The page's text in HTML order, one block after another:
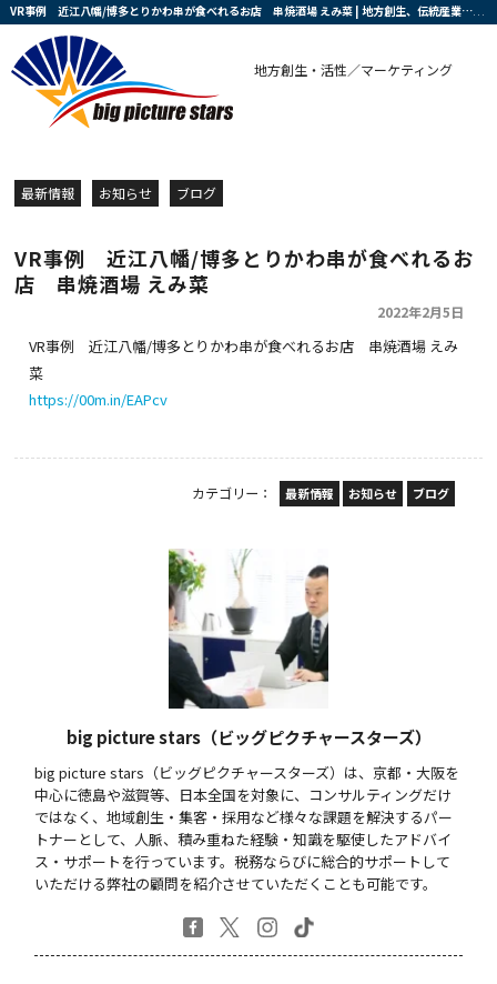
VR事例 近江八幡/博多とりかわ串が食べれるお店 串焼酒場 えみ菜 | 地方創生、伝統産業、中小企業と農業の復興・活性化を支援する会社です
地方創生・活性／マーケティング
最新情報 お知らせ ブログ
VR事例 近江八幡/博多とりかわ串が食べれるお
店 串焼酒場 えみ菜
2022年2月5日
VR事例 近江八幡/博多とりかわ串が食べれるお店 串焼酒場 えみ
菜
https://00m.in/EAPcv
カテゴリー： 最新情報 お知らせ ブログ
big picture stars（ビッグピクチャースターズ）
big picture stars（ビッグピクチャースターズ）は、京都・大阪を
中心に徳島や滋賀等、日本全国を対象に、コンサルティングだけ
ではなく、地域創生・集客・採用など様々な課題を解決するパー
トナーとして、人脈、積み重ねた経験・知識を駆使したアドバイ
ス・サポートを行っています。税務ならびに総合的サポートして
いただける弊社の顧問を紹介させていただくことも可能です。